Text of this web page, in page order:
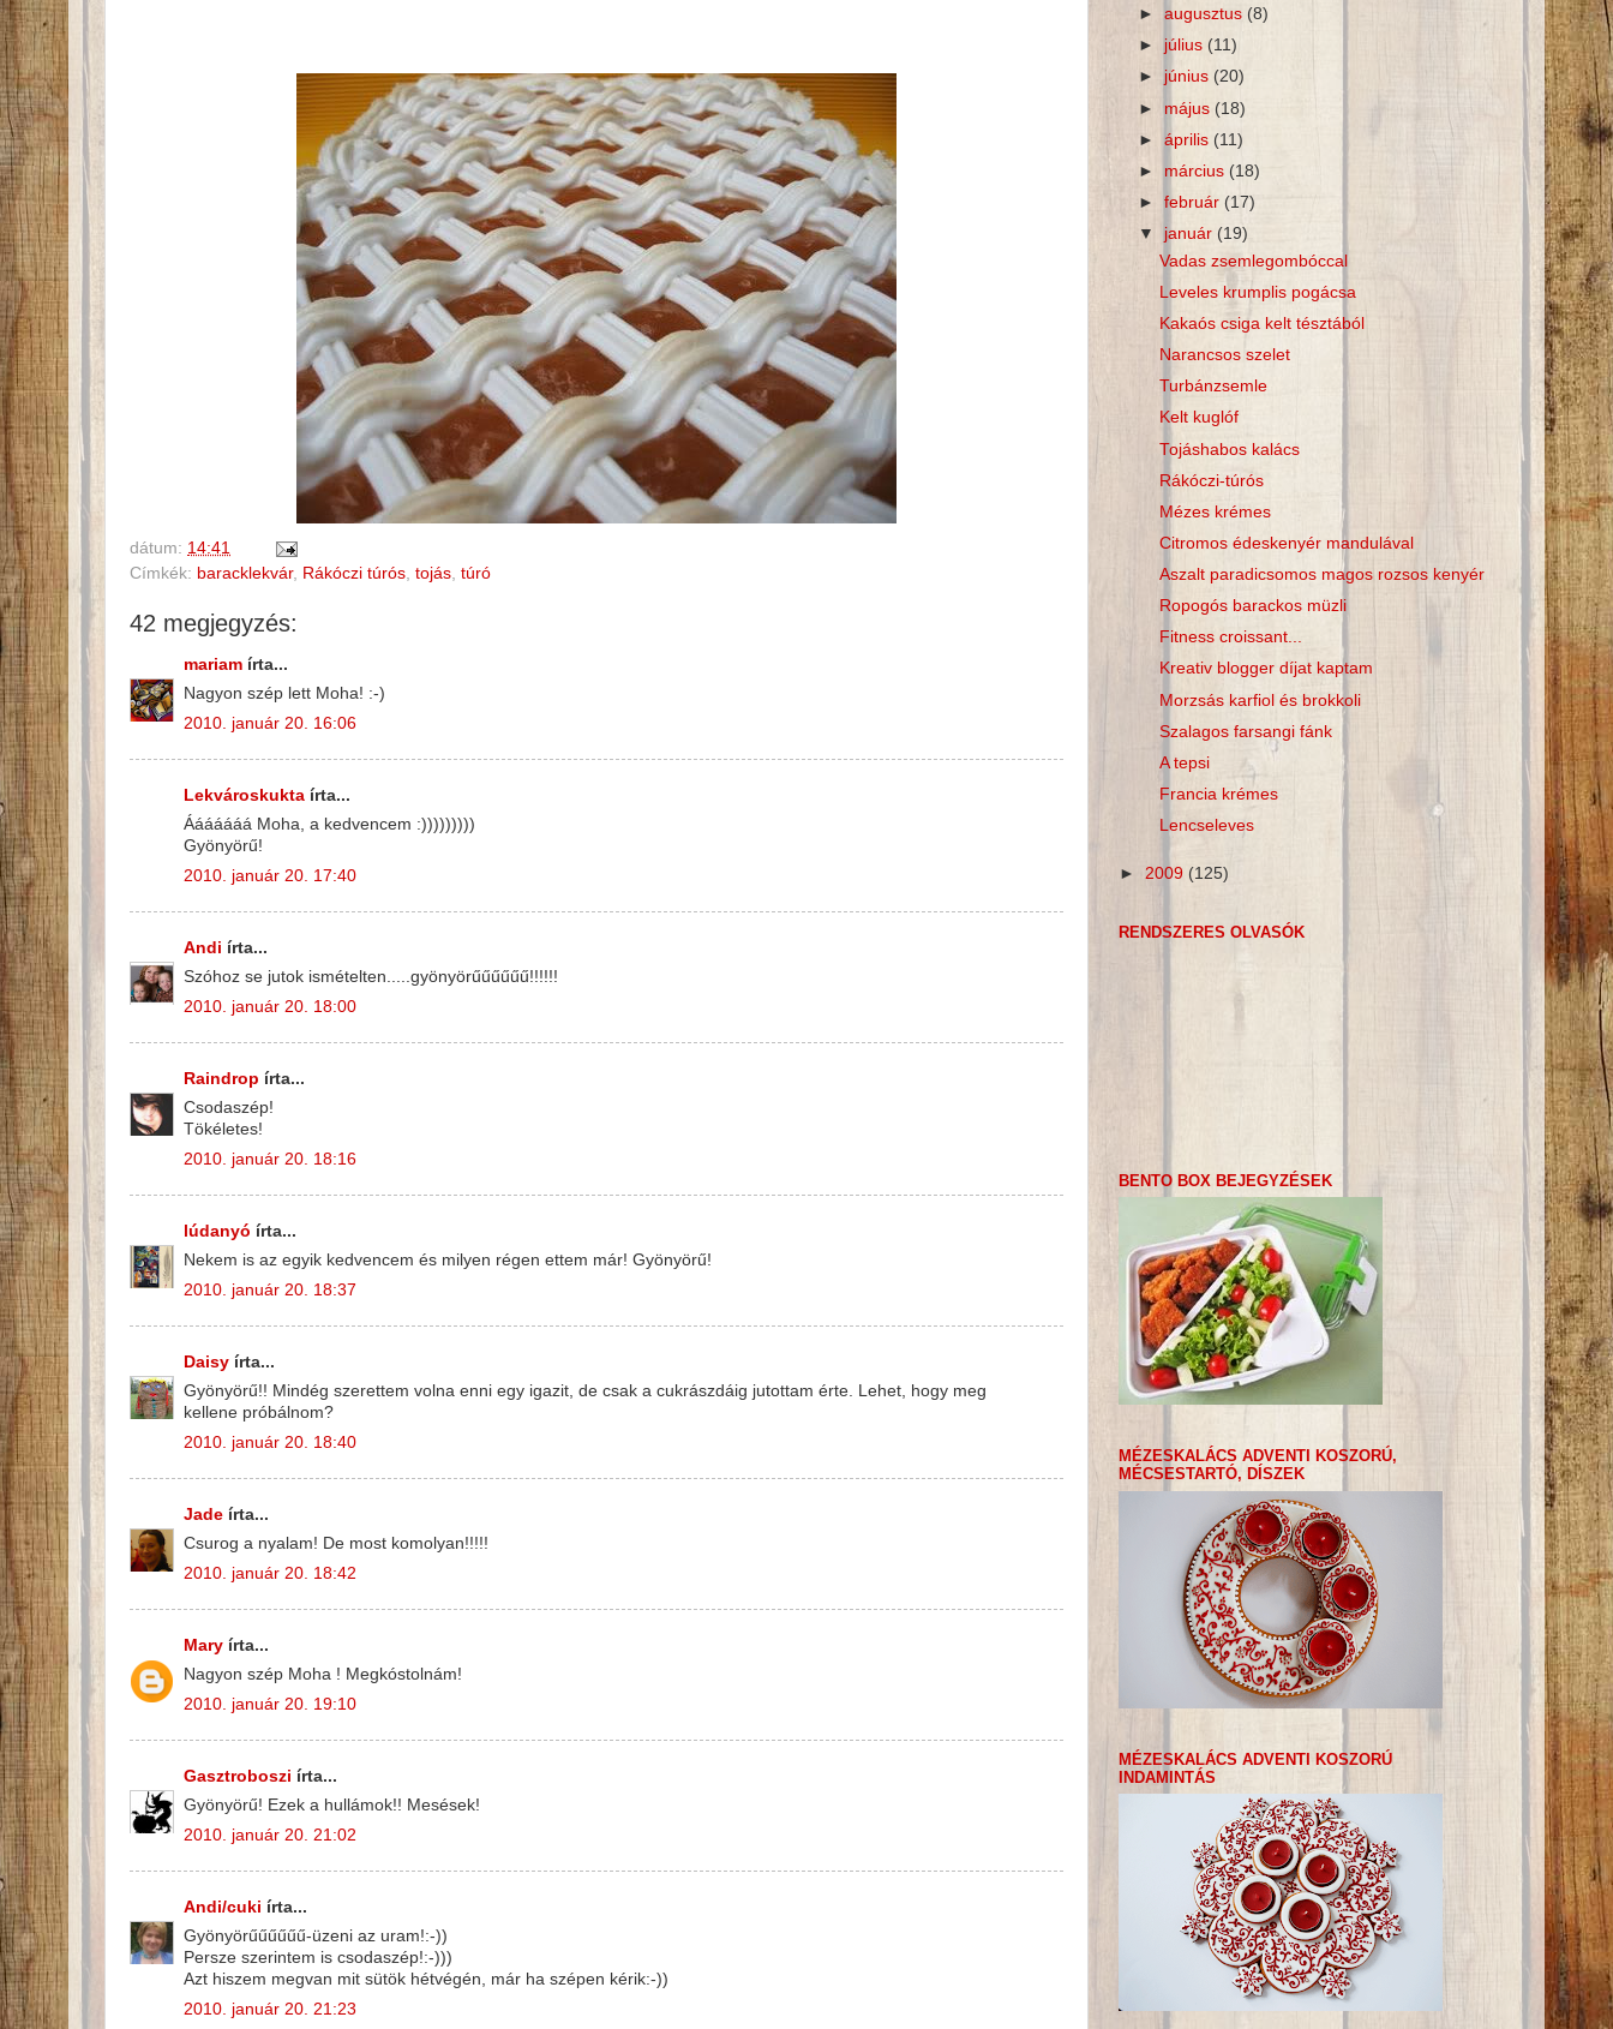
dátum: 14:41
Címkék: baracklekvár, Rákóczi túrós, tojás, túró
42 megjegyzés:
mariam írta...
Nagyon szép lett Moha! :-)
2010. január 20. 16:06
Lekvároskukta írta...
Ááááááá Moha, a kedvencem :)))))))))
Gyönyörű!
2010. január 20. 17:40
Andi írta...
Szóhoz se jutok ismételten.....gyönyörűűűűűű!!!!!!
2010. január 20. 18:00
Raindrop írta...
Csodaszép!
Tökéletes!
2010. január 20. 18:16
lúdanyó írta...
Nekem is az egyik kedvencem és milyen régen ettem már! Gyönyörű!
2010. január 20. 18:37
Daisy írta...
Gyönyörű!! Mindég szerettem volna enni egy igazit, de csak a cukrászdáig jutottam érte. Lehet, hogy meg
kellene próbálnom?
2010. január 20. 18:40
Jade írta...
Csurog a nyalam! De most komolyan!!!!!
2010. január 20. 18:42
Mary írta...
Nagyon szép Moha ! Megkóstolnám!
2010. január 20. 19:10
Gasztroboszi írta...
Gyönyörű! Ezek a hullámok!! Mesések!
2010. január 20. 21:02
Andi/cuki írta...
Gyönyörűűűűűű-üzeni az uram!:-))
Persze szerintem is csodaszép!:-)))
Azt hiszem megvan mit sütök hétvégén, már ha szépen kérik:-))
2010. január 20. 21:23
►augusztus (8)
► július(11)
► június(20)
► május (18)
►április (11)
► március(18)
►február(17)
▼ január (19)
Vadas zsemlegombóccal
Leveles krumplis pogácsa
Kakaós csiga kelt tésztából
Narancsos szelet
Turbánzsemle
Kelt kuglóf
Tojáshabos kalács
Rákóczi-túrós
Mézes krémes
Citromos édeskenyér mandulával
Aszalt paradicsomos magos rozsos kenyér
Ropogós barackos müzli
Fitness croissant...
Kreativ blogger díjat kaptam
Morzsás karfiol és brokkoli
Szalagos farsangi fánk
A tepsi
Francia krémes
Lencseleves
► 2009 (125)
RENDSZERES OLVASÓK
BENTO BOX BEJEGYZÉSEK
MÉZESKALÁCS ADVENTI KOSZORÚ,
MÉCSESTARTÓ, DÍSZEK
MÉZESKALÁCS ADVENTI KOSZORÚ
INDAMINTÁS